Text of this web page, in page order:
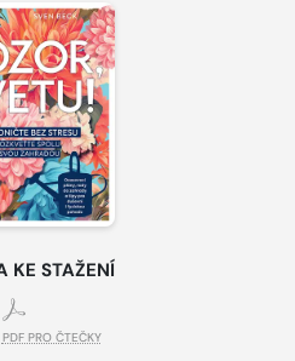
KE STAŽENÍ
PDF PRO ČTEČKY